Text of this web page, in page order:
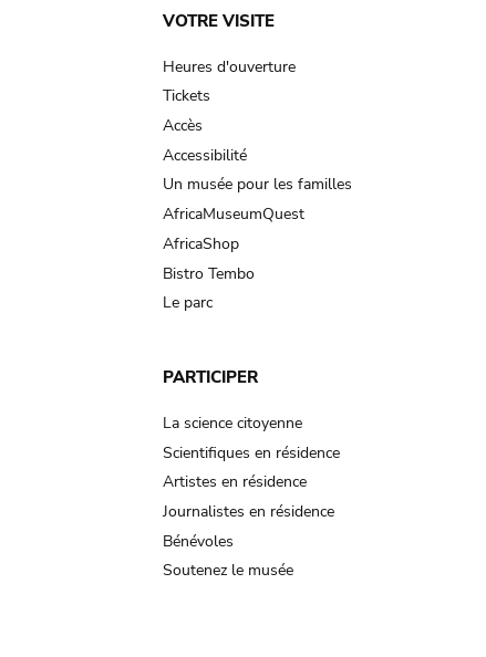
Main
navigation
VOTRE VISITE
Heures d'ouverture
Tickets
Accès
Accessibilité
Un musée pour les familles
AfricaMuseumQuest
AfricaShop
Bistro Tembo
Le parc
PARTICIPER
La science citoyenne
Scientifiques en résidence
Artistes en résidence
Journalistes en résidence
Bénévoles
Soutenez le musée